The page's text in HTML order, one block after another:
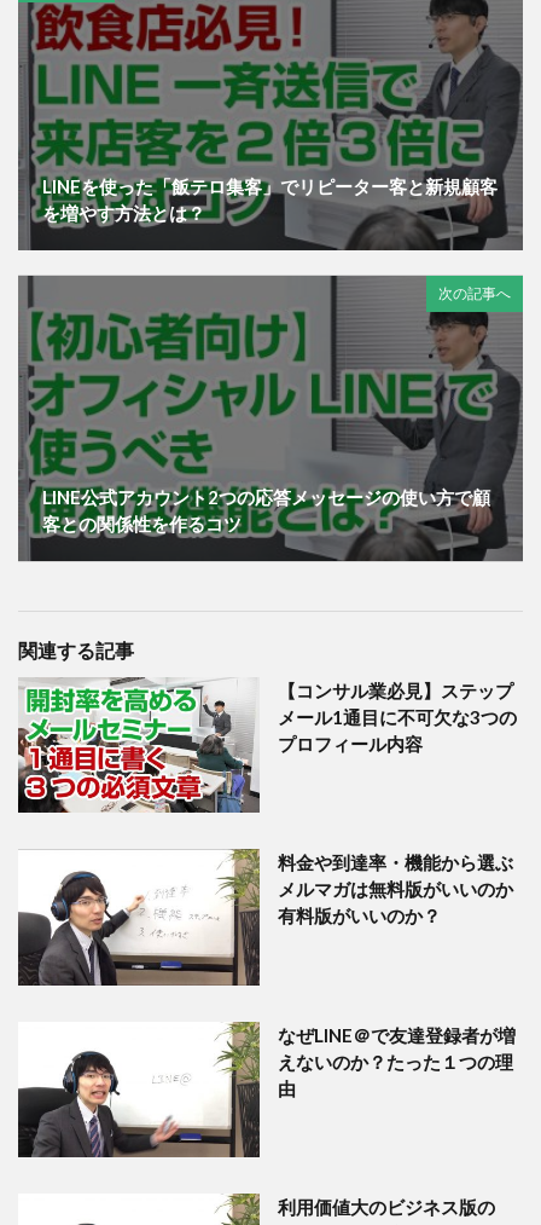
LINEを使った「飯テロ集客」でリピーター客と新規顧客
を増やす方法とは？
次の記事へ
LINE公式アカウント2つの応答メッセージの使い方で顧
客との関係性を作るコツ
関連する記事
【コンサル業必見】ステップ
メール1通目に不可欠な3つの
プロフィール内容
料金や到達率・機能から選ぶ
メルマガは無料版がいいのか
有料版がいいのか？
なぜLINE＠で友達登録者が増
えないのか？たった１つの理
由
利用価値大のビジネス版の